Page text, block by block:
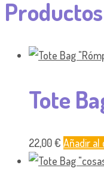
Tote
22,00€ Añadir al